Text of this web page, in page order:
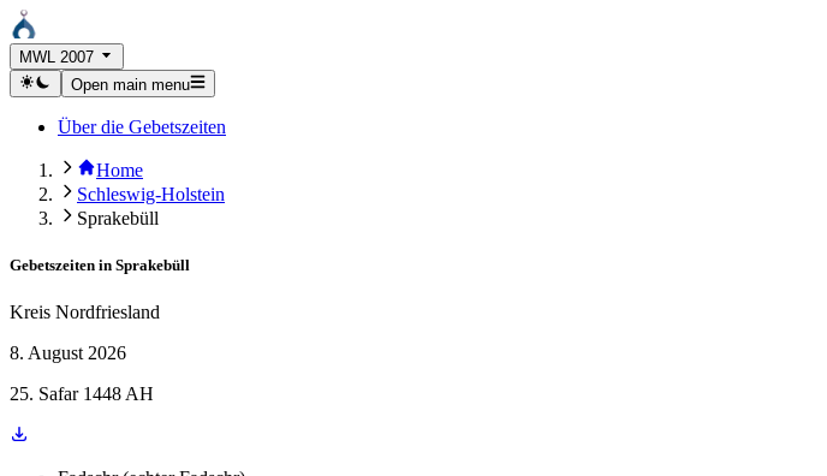
MWL 2007
Open main menu
Über die Gebetszeiten
Home
Schleswig-Holstein
Sprakebüll
Gebetszeiten in Sprakebüll
Kreis Nordfriesland
8. August 2026
25. Safar 1448 AH